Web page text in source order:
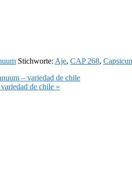
Stichworte: Aje, CAP 268,
– variedad de chile
de chile »